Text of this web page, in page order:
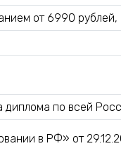
от 6990
диплома по всей
в РФ» от